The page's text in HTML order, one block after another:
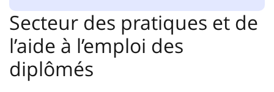
Secteur des pratiques et de
l’aide à l’emploi des
diplômés